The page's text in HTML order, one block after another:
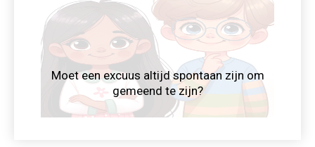
Moet een excuus altijd spontaan zijn om
gemeend te zijn?